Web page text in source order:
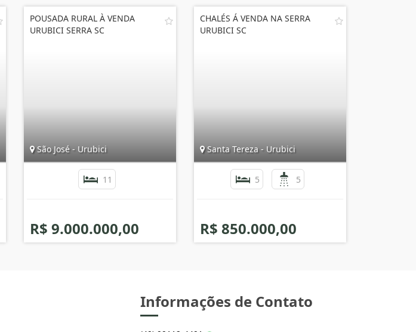
POUSADA RURAL À VENDA
URUBICI SERRA SC
São José - Urubici
11
R$ 9.000.000,00
CHALÉS Á VENDA NA SERRA
URUBICI SC
Santa Tereza - Urubici
5 5
R$ 850.000,00
Informações de Contato